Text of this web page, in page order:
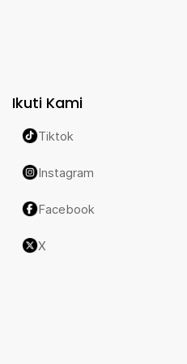
Ikuti Kami
Tiktok
Instagram
Facebook
X